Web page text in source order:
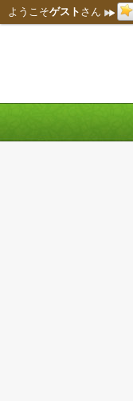
ようこそゲスト さん